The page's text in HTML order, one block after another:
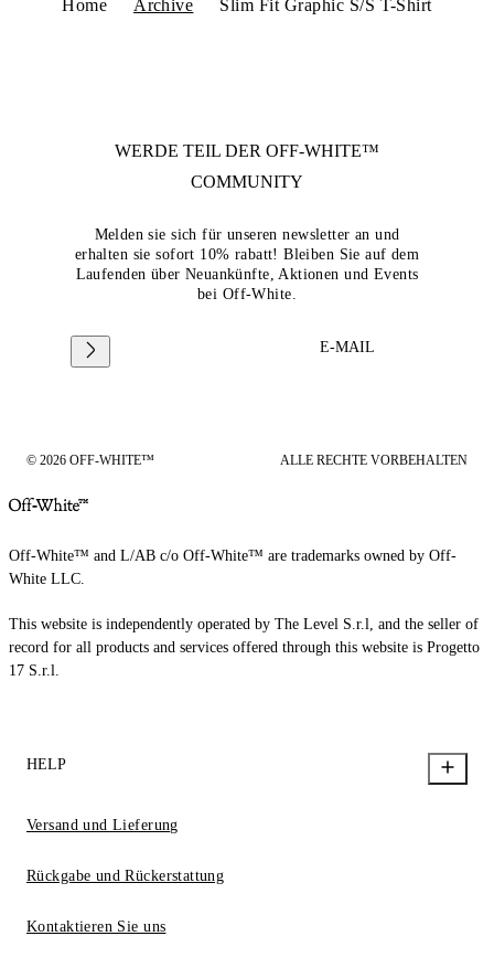
Home Archive Slim Fit Graphic S/S T-Shirt
WERDE TEIL DER OFF-WHITE™
COMMUNITY
Melden sie sich für unseren newsletter an und
erhalten sie sofort 10% rabatt! Bleiben Sie auf dem
Laufenden über Neuankünfte, Aktionen und Events
bei Off-White.
E-MAIL
© 2026 OFF-WHITE™ ALLE RECHTE VORBEHALTEN
Off-White™ and L/AB c/o Off-White™ are trademarks owned by Off-
White LLC.
This website is independently operated by The Level S.r.l, and the seller of
record for all products and services offered through this website is Progetto
17 S.r.l.
HELP
Versand und Lieferung
Rückgabe und Rückerstattung
Kontaktieren Sie uns